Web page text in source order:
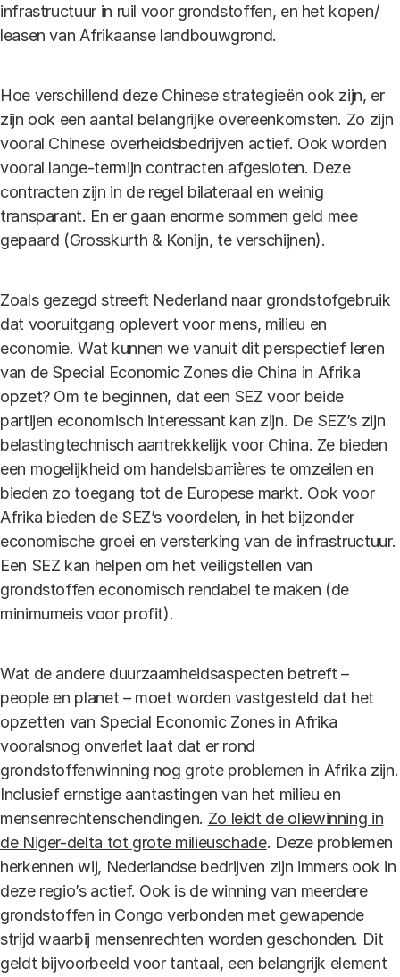
infrastructuur in ruil voor grondstoffen, en het kopen/
leasen van Afrikaanse landbouwgrond.
Hoe verschillend deze Chinese strategieën ook zijn, er
zijn ook een aantal belangrijke overeenkomsten. Zo zijn
vooral Chinese overheidsbedrijven actief. Ook worden
vooral lange-termijn contracten afgesloten. Deze
contracten zijn in de regel bilateraal en weinig
transparant. En er gaan enorme sommen geld mee
gepaard (Grosskurth & Konijn, te verschijnen).
Zoals gezegd streeft Nederland naar grondstofgebruik
dat vooruitgang oplevert voor mens, milieu en
economie. Wat kunnen we vanuit dit perspectief leren
van de Special Economic Zones die China in Afrika
opzet? Om te beginnen, dat een SEZ voor beide
partijen economisch interessant kan zijn. De SEZ’s zijn
belastingtechnisch aantrekkelijk voor China. Ze bieden
een mogelijkheid om handelsbarrières te omzeilen en
bieden zo toegang tot de Europese markt. Ook voor
Afrika bieden de SEZ’s voordelen, in het bijzonder
economische groei en versterking van de infrastructuur.
Een SEZ kan helpen om het veiligstellen van
grondstoffen economisch rendabel te maken (de
minimumeis voor profit).
Wat de andere duurzaamheidsaspecten betreft –
people en planet – moet worden vastgesteld dat het
opzetten van Special Economic Zones in Afrika
vooralsnog onverlet laat dat er rond
grondstoffenwinning nog grote problemen in Afrika zijn.
Inclusief ernstige aantastingen van het milieu en
mensenrechtenschendingen. Zo leidt de oliewinning in
de Niger-delta tot grote milieuschade. Deze problemen
herkennen wij, Nederlandse bedrijven zijn immers ook in
deze regio’s actief. Ook is de winning van meerdere
grondstoffen in Congo verbonden met gewapende
strijd waarbij mensenrechten worden geschonden. Dit
geldt bijvoorbeeld voor tantaal, een belangrijk element